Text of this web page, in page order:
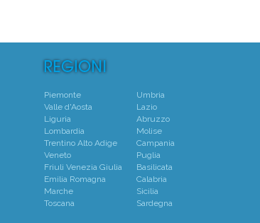
Piemonte
Valle d'Aosta
Liguria
Lombardia
Trentino Alto Adige
Veneto
Friuli Venezia Giulia
Emilia Romagna
Marche
Toscana
Umbria
Lazio
Abruzzo
Molise
Campania
Puglia
Basilicata
Calabria
Sicilia
Sardegna